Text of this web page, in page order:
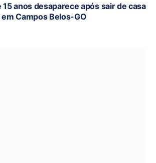
anos desaparece após sair de casa
Campos Belos-GO